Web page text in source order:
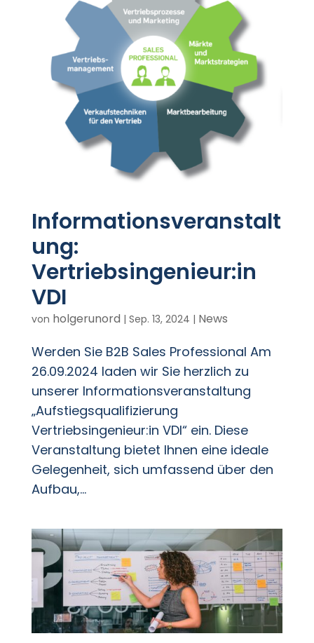
Informationsveranstalt
ung:
Vertriebsingenieur:in
VDI
von holgerunord | Sep. 13, 2024 | News
Werden Sie B2B Sales Professional Am
26.09.2024 laden wir Sie herzlich zu
unserer Informationsveranstaltung
„Aufstiegsqualifizierung
Vertriebsingenieur:in VDI“ ein. Diese
Veranstaltung bietet Ihnen eine ideale
Gelegenheit, sich umfassend über den
Aufbau,...